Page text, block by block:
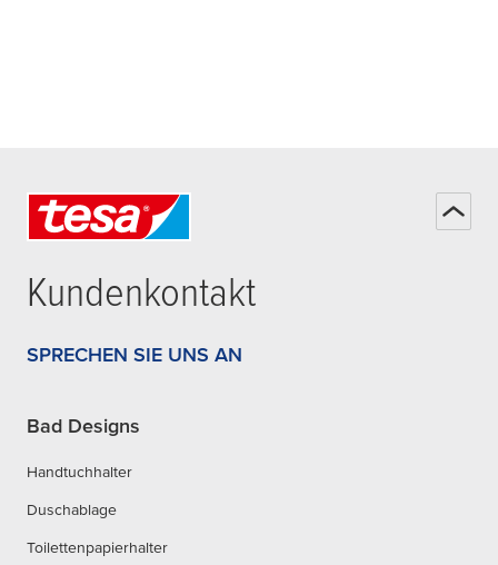
Kundenkontakt
SPRECHEN SIE UNS AN
Bad Designs
Handtuchhalter
Duschablage
Toilettenpapierhalter